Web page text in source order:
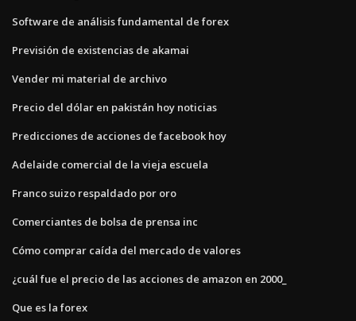
Software de análisis fundamental de forex
Previsión de existencias de akamai
Vender mi material de archivo
Precio del dólar en pakistán hoy noticias
Predicciones de acciones de facebook hoy
Adelaide comercial de la vieja escuela
Franco suizo respaldado por oro
Comerciantes de bolsa de prensa inc
Cómo comprar caída del mercado de valores
¿cuál fue el precio de las acciones de amazon en 2000_
Que es la forex